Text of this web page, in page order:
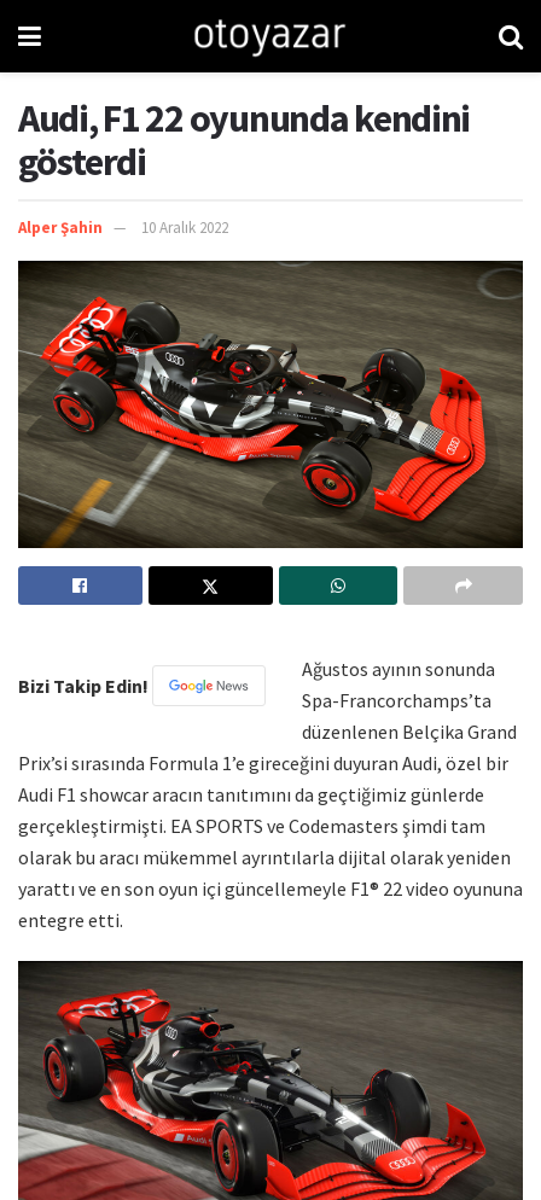
Audi, F1 22 oyununda kendini
gösterdi
Alper Şahin 10 Aralık 2022
Bizi Takip Edin!
Ağustos ayının sonunda
Spa-Francorchamps’ta
düzenlenen Belçika Grand
Prix’si sırasında Formula 1’e gireceğini duyuran Audi, özel bir
Audi F1 showcar aracın tanıtımını da geçtiğimiz günlerde
gerçekleştirmişti. EA SPORTS ve Codemasters şimdi tam
olarak bu aracı mükemmel ayrıntılarla dijital olarak yeniden
yarattı ve en son oyun içi güncellemeyle F1® 22 video oyununa
entegre etti.